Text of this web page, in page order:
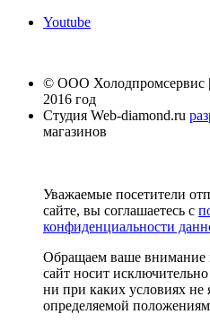
Youtube
© ООО Холодпромсервис
2016 год
Студия Web-diamond.ru
магазинов
Уважаемые посетители
сайте, вы соглашаетесь с
конфиденциальности
Обращаем ваше внимание
сайт носит
ни при каких условиях не
определяемой